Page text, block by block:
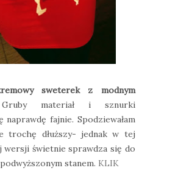
sweterek z modnym
materiał i sznurki
naprawdę fajnie. Spodziewałam
trochę dłuższy- jednak w tej
świetnie sprawdza się do
stanem. KLIK